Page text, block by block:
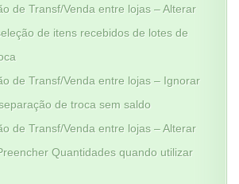
de Transf/Venda entre lojas – Alterar
de itens recebidos de lotes de
de Transf/Venda entre lojas – Ignorar
de troca sem saldo
de Transf/Venda entre lojas – Alterar
Quantidades quando utilizar